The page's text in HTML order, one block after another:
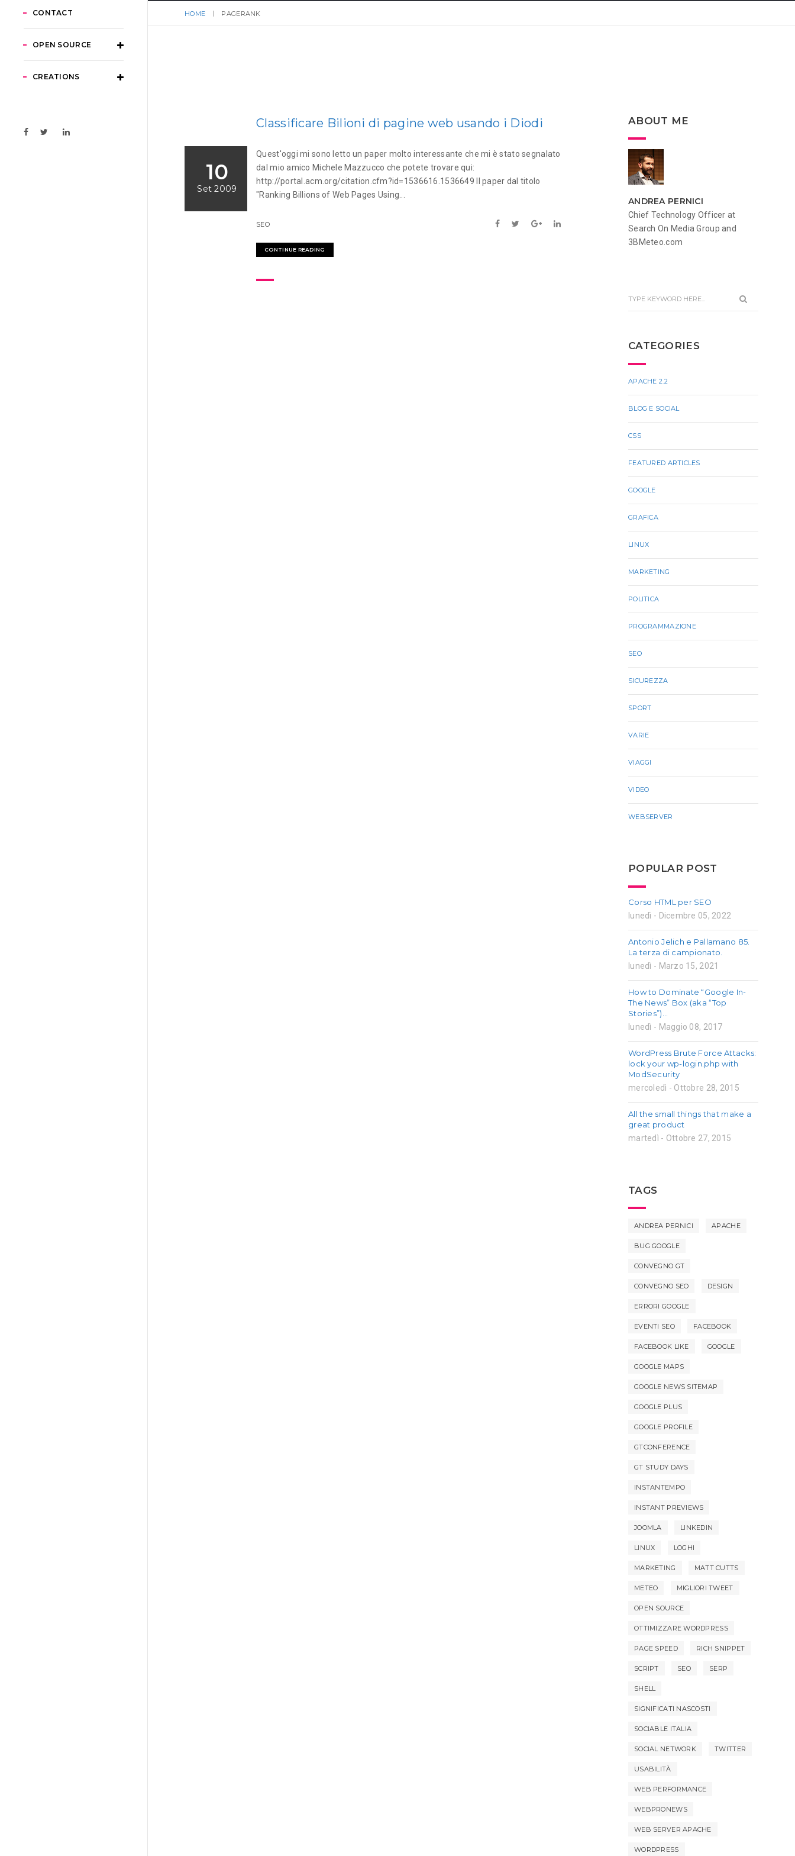
CONTACT
OPEN SOURCE
CREATIONS
HOME PAGERANK
10
Set 2009
Classificare Bilioni di pagine web usando i Diodi
Quest'oggi mi sono letto un paper molto interessante che mi è stato segnalato
dal mio amico Michele Mazzucco che potete trovare qui:
http://portal.acm.org/citation.cfm?id=1536616.1536649 Il paper dal titolo
"Ranking Billions of Web Pages Using...
SEO
CONTINUE READING
ABOUT ME
ANDREA PERNICI
Chief Technology Officer at
Search On Media Group and
3BMeteo.com
CATEGORIES
APACHE 2.2
BLOG E SOCIAL
CSS
FEATURED ARTICLES
GOOGLE
GRAFICA
LINUX
MARKETING
POLITICA
PROGRAMMAZIONE
SEO
SICUREZZA
SPORT
VARIE
VIAGGI
VIDEO
WEBSERVER
POPULAR POST
Corso HTML per SEO
lunedì - Dicembre 05, 2022
Antonio Jelich e Pallamano 85.
La terza di campionato.
lunedì - Marzo 15, 2021
How to Dominate “Google In-
The News” Box (aka “Top
Stories”)…
lunedì - Maggio 08, 2017
WordPress Brute Force Attacks:
lock your wp-login.php with
ModSecurity
mercoledì - Ottobre 28, 2015
All the small things that make a
great product
martedì - Ottobre 27, 2015
TAGS
ANDREA PERNICI APACHE
BUG GOOGLE
CONVEGNO GT
CONVEGNO SEO DESIGN
ERRORI GOOGLE
EVENTI SEO FACEBOOK
FACEBOOK LIKE GOOGLE
GOOGLE MAPS
GOOGLE NEWS SITEMAP
GOOGLE PLUS
GOOGLE PROFILE
GTCONFERENCE
GT STUDY DAYS
INSTANTEMPO
INSTANT PREVIEWS
JOOMLA LINKEDIN
LINUX LOGHI
MARKETING MATT CUTTS
METEO MIGLIORI TWEET
OPEN SOURCE
OTTIMIZZARE WORDPRESS
PAGE SPEED RICH SNIPPET
SCRIPT SEO SERP
SHELL
SIGNIFICATI NASCOSTI
SOCIABLE ITALIA
SOCIAL NETWORK TWITTER
USABILITÀ
WEB PERFORMANCE
WEBPRONEWS
WEB SERVER APACHE
WORDPRESS